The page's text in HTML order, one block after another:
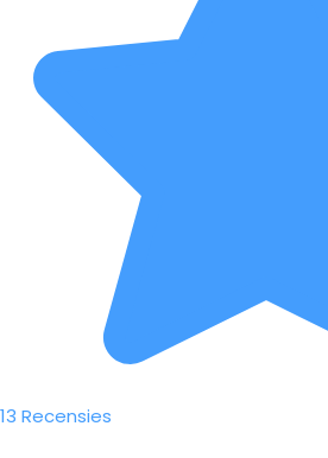
13 Recensies